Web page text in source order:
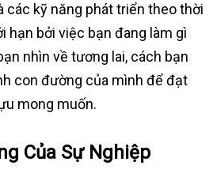
các kỹ năng phát triển theo thời
hạn bởi việc bạn đang làm gì
nhìn về tương lai, cách bạn
con đường của mình để đạt
mong muốn.
Của Sự Nghiệp